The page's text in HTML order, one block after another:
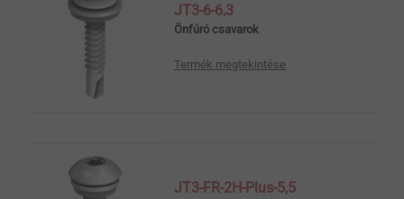
JT3-6-6,3
Önfúró csavarok
Termék megtekintése
JT3-FR-2H-Plus-5,5